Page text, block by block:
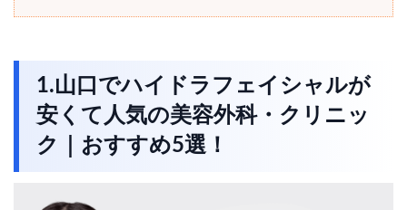
1.山口でハイドラフェイシャルが
安くて人気の美容外科・クリニッ
ク｜おすすめ5選！